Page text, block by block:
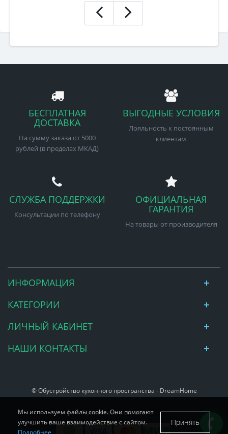
БЕСПЛАТНАЯ
ДОСТАВКА
На сумму заказа от 5000
рублей (в пределах МКАД)
ВЫГОДНЫЕ УСЛОВИЯ
Лояльность к постоянным
клиентам
СЛУЖБА ПОДДЕРЖКИ
Консультации по телефону
ОФИЦИАЛЬНАЯ
ГАРАНТИЯ
На товары от производителя
ИНФОРМАЦИЯ
КАТЕГОРИИ
ЛИЧНЫЙ КАБИНЕТ
НАШИ КОНТАКТЫ
© Обустройство кухонного пространства - DreamHome
Принимаем к оплате:
Мы используем файлы cookie. Они помогают
улучшить ваше взаимодействие с сайтом.
Подробнее
Принять